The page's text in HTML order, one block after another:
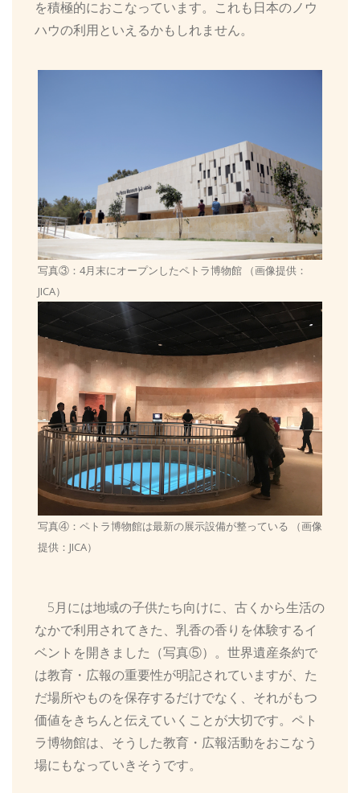
を積極的におこなっています。これも日本のノウ
ハウの利用といえるかもしれません。
写真③：4月末にオープンしたペトラ博物館 （画像提供：
JICA）
写真④：ペトラ博物館は最新の展示設備が整っている （画像
提供：JICA）
5月には地域の子供たち向けに、古くから生活の
なかで利用されてきた、乳香の香りを体験するイ
ベントを開きました（写真⑤）。世界遺産条約で
は教育・広報の重要性が明記されていますが、た
だ場所やものを保存するだけでなく、それがもつ
価値をきちんと伝えていくことが大切です。ペト
ラ博物館は、そうした教育・広報活動をおこなう
場にもなっていきそうです。